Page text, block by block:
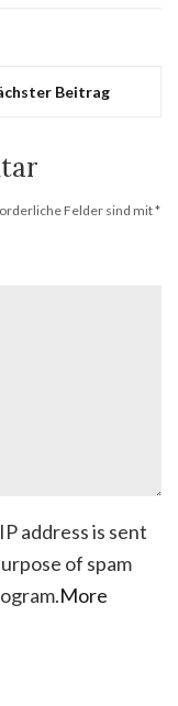
Beitrag
Felder sind mit*
address is sent
of spam
More